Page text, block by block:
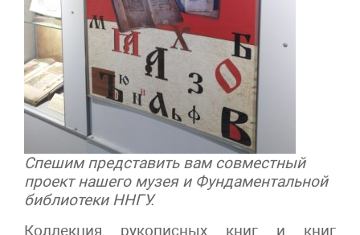
Спешим представить вам совместный
проект нашего музея и Фундаментальной
библиотеки ННГУ.
Коллекция рукописных книг и книг